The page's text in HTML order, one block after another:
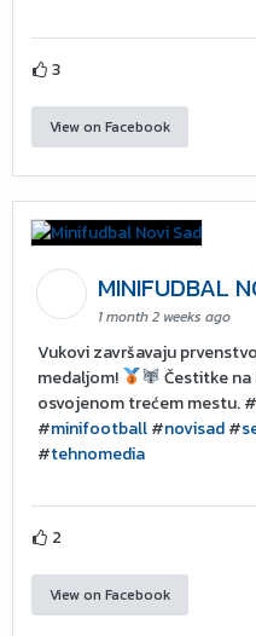
3
View on Facebook
MINIFUDBAL
1 month 2 weeks ago
Vukovi završavaju
medaljom!
Čestitke
osvojenom trećem mestu. #
#minifootball#novisad#
#tehnomedia
2
View on Facebook